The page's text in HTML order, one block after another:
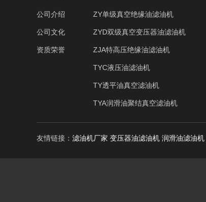
公司介绍
公司文化
资质荣誉
ZY单级真空绝缘油滤油机
ZYD双级真空变压器油滤油机
ZJA特高压绝缘油滤油机
TYC液压油滤油机
TY透平油真空滤油机
TYA润滑油聚结真空滤油机
友情链接： 滤油机厂家 变压器油滤油机 润滑油滤油机